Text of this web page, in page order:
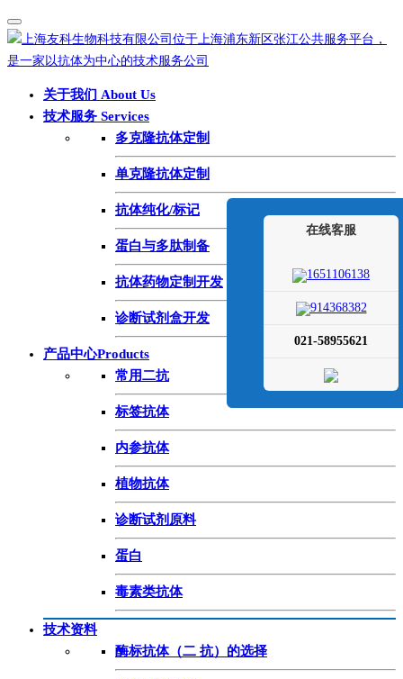
关于我们 About Us
技术服务 Services
多克隆抗体定制
单克隆抗体定制
抗体纯化/标记
蛋白与多肽制备
抗体药物定制开发
诊断试剂盒开发
产品中心Products
常用二抗
标签抗体
内参抗体
植物抗体
诊断试剂原料
蛋白
毒素类抗体
技术资料
酶标抗体（二 抗）的选择
在线客服
1651106138
914368382
021-58955621